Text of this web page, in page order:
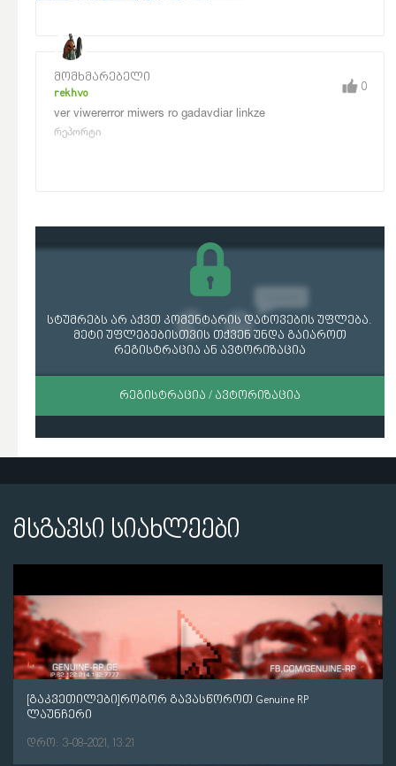
მომხმარებელი
rekhvo
ver viwererror miwers ro gadavdiar linkze
რეპორტი
0
სტუმრებს არ აქვთ კომენტარის დატოვების უფლება.
მეტი უფლებებისთვის თქვენ უნდა გაიაროთ
რეგისტრაცია ან ავტორიზაცია
ᲠᲔᲒᲘᲡᲢᲠᲐᲪᲘᲐ / ᲐᲕᲢᲝᲠᲘᲖᲐᲪᲘᲐ
მსგავსი სიახლეები
[გაკვეთილები]როგორ გავასწოროთ Genuine RP
ლაუნჩერი
დრო: 3-08-2021, 13:21